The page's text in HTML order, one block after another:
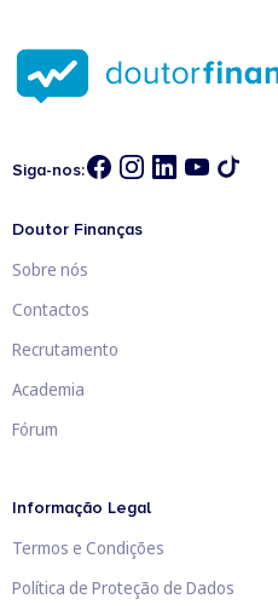
Siga-nos:
Doutor Finanças
Sobre nós
Contactos
Recrutamento
Academia
Fórum
Informação Legal
Termos e Condições
Política de Proteção de Dados